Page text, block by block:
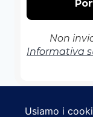
Non
Informativa